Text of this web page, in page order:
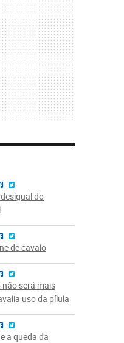
do
de cavalo
será mais
uso da pílula
a queda da